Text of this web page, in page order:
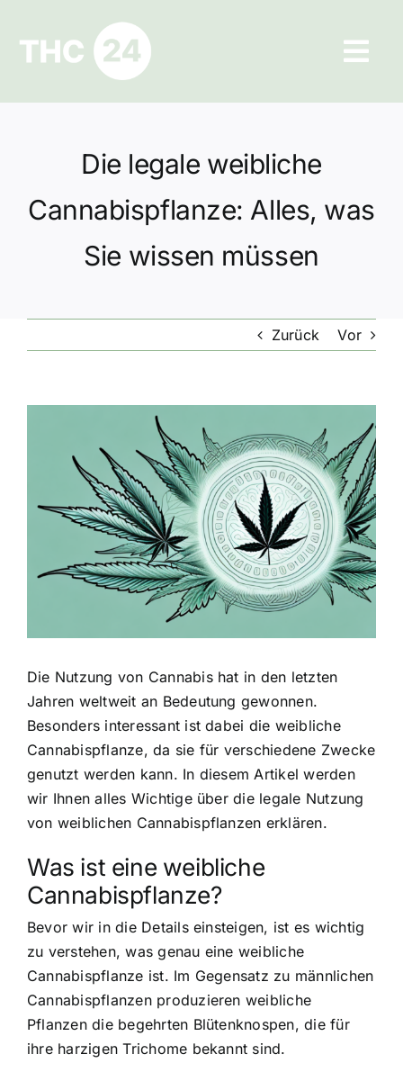
springen
Ratgeber
Hilfe und Kontakt
Datenschutz
Die legale weibliche
Cannabispflanze: Alles, was
Sie wissen müssen
Zurück Vor
Die Nutzung von Cannabis hat in den letzten
Jahren weltweit an Bedeutung gewonnen.
Besonders interessant ist dabei die weibliche
Cannabispflanze, da sie für verschiedene Zwecke
genutzt werden kann. In diesem Artikel werden
wir Ihnen alles Wichtige über die legale Nutzung
von weiblichen Cannabispflanzen erklären.
Was ist eine weibliche
Cannabispflanze?
Bevor wir in die Details einsteigen, ist es wichtig
zu verstehen, was genau eine weibliche
Cannabispflanze ist. Im Gegensatz zu männlichen
Cannabispflanzen produzieren weibliche
Pflanzen die begehrten Blütenknospen, die für
ihre harzigen Trichome bekannt sind.